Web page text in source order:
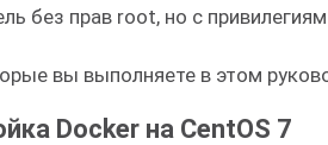
без прав root, но с
вы выполняете в этом
Docker на CentOS 7